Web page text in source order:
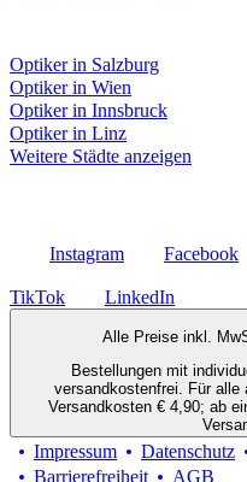
Optiker in Salzburg
Optiker in Wien
Optiker in Innsbruck
Optiker in Linz
Weitere Städte anzeigen
Instagram Facebook
TikTok LinkedIn
Alle Preise inkl.
Bestellungen mit
versandkostenfrei. Für alle
Versandkosten € 4,90; ab
Impressum Datenschutz
Barrierefreiheit
AGB